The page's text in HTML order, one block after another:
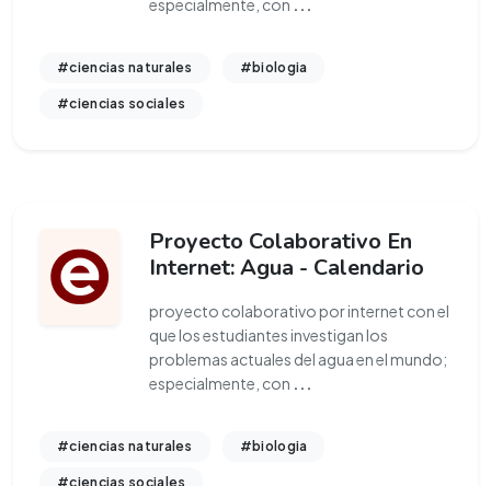
especialmente, con ...
#ciencias naturales #biologia
#ciencias sociales
Proyecto Colaborativo En
Internet: Agua - Calendario
proyecto colaborativo por internet con el
que los estudiantes investigan los
problemas actuales del agua en el mundo;
especialmente, con ...
#ciencias naturales #biologia
#ciencias sociales